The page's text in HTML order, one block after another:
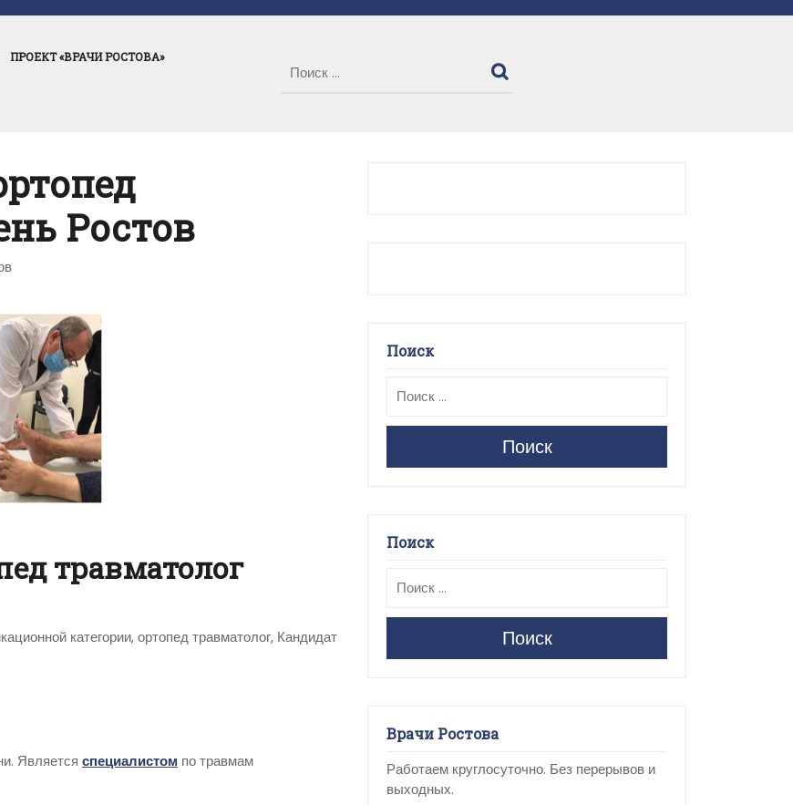
ПРОЕКТ «ВРАЧИ РОСТОВА»
Ростов
травматолог
категории, ортопед травматолог, Кандидат
Является специалистом по травмам
Поиск
Поиск
Поиск
Поиск
Врачи Ростова
Работаем круглосуточно. Без перерывов и
выходных.